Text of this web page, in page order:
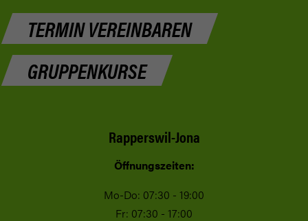
TERMIN VEREINBAREN
GRUPPENKURSE
Rapperswil-Jona
Öffnungszeiten:
Mo-Do: 07:30 - 19:00
Fr: 07:30 - 17:00